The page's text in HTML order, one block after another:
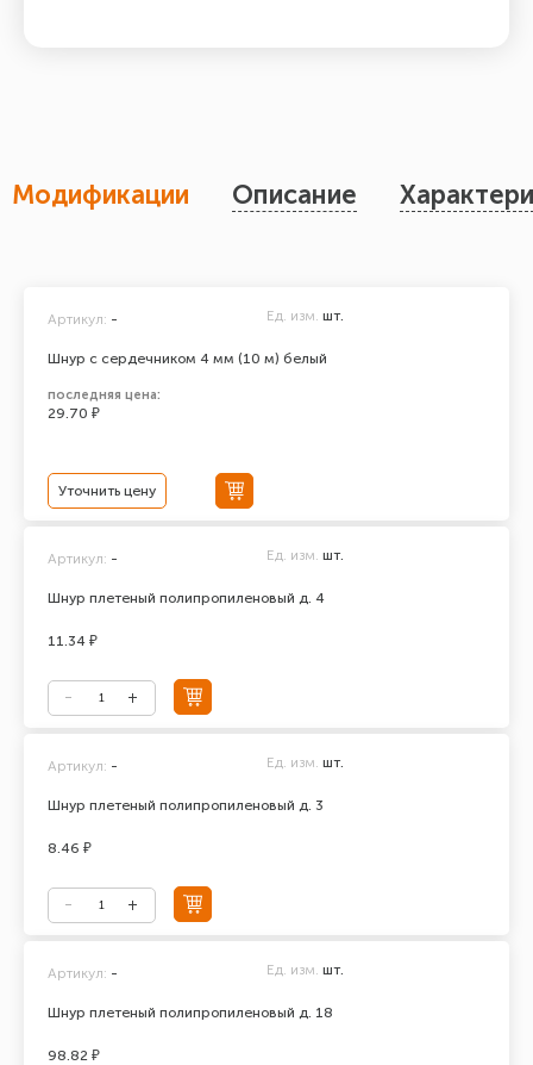
Модификации Описание
Шнур с сердечником 4 мм (10 м) белый
Артикул: - Ед. изм. шт.
последняя цена:
29.70 ₽
Уточнить цену
Шнур плетеный полипропиленовый д. 4
Артикул: - Ед. изм. шт.
11.34 ₽
Шнур плетеный полипропиленовый д. 3
Артикул: - Ед. изм. шт.
8.46 ₽
Шнур плетеный полипропиленовый д. 18
Артикул: - Ед. изм. шт.
98.82 ₽